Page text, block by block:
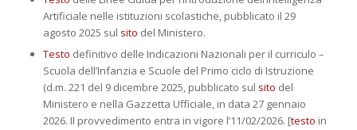
Artificiale nelle istituzioni scolastiche, pubblicato il 29
agosto 2025 sul sito del Ministero.
Testo definitivo delle Indicazioni Nazionali per il curriculo –
Scuola dell’Infanzia e Scuole del Primo ciclo di Istruzione
(d.m. 221 del 9 dicembre 2025, pubblicato sul sito del
Ministero e nella Gazzetta Ufficiale, in data 27 gennaio
2026. Il provvedimento entra in vigore l’11/02/2026. [testo in